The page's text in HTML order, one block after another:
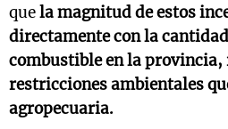
quela magnitud de estos
directamente con la
combustible en la provincia,
restricciones ambientales
agropecuaria.